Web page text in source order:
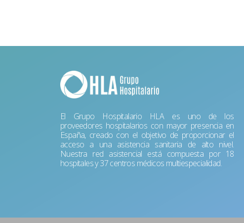
El Grupo Hospitalario HLA es uno de los
proveedores hospitalarios con mayor presencia en
España, creado con el objetivo de proporcionar el
acceso a una asistencia sanitaria de alto nivel.
Nuestra red asistencial está compuesta por 18
hospitales y 37 centros médicos multiespecialidad.